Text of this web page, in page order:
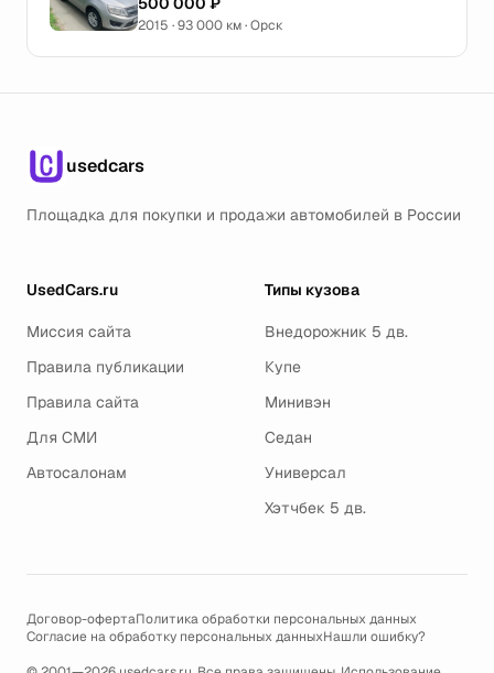
2015 · 93 000 км · Орск
usedcars
Площадка для покупки и продажи автомобилей в России
UsedCars.ru
Миссия сайта
Правила публикации
Правила сайта
Для СМИ
Автосалонам
Типы кузова
Внедорожник 5 дв.
Купе
Минивэн
Седан
Универсал
Хэтчбек 5 дв.
Договор-офертаПолитика обработки персональных данных
Согласие на обработку персональных данныхНашли ошибку?